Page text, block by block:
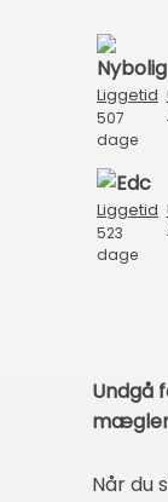
Liggetid
507
dage
Liggetid
523
dage
Undgå
Når du